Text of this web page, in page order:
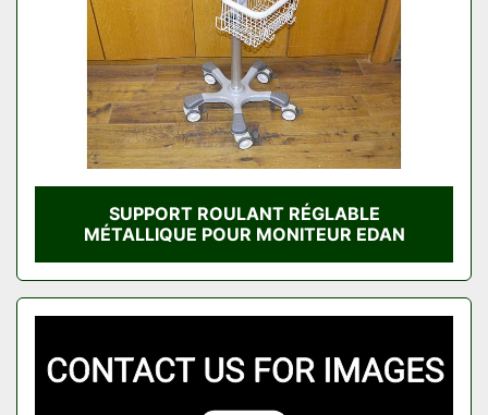
SUPPORT ROULANT RÉGLABLE
MÉTALLIQUE POUR MONITEUR EDAN